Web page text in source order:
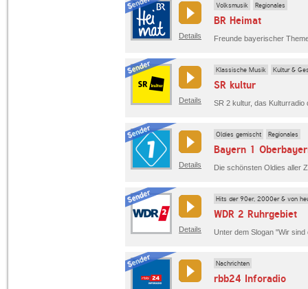
Details
Volksmusik Regionales
BR Heimat
Details
Klassische Musik Kultur &
SR kultur
Details
Oldies gemischt Regionales
Bayern 1
Details
Hits der 90er, 2000er & von
WDR 2 Ruhrgebiet
Nachrichten
rbb24 Inforadio